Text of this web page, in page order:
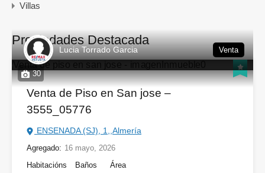
Villas
Propiedades Destacada
30
Lucia Torrado Garcia Venta
Venta de Piso en San jose –
3555_05776
ENSENADA (SJ), 1,,Almería
Agregado: 16 mayo, 2026
Habitacións
Baños Área